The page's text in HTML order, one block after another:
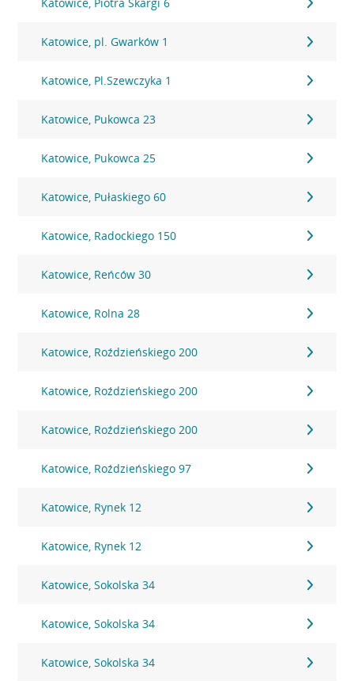
Katowice, pl. Gwarków 1
Katowice, Pl.Szewczyka 1
Katowice, Pukowca 23
Katowice, Pukowca 25
Katowice, Pułaskiego 60
Katowice, Radockiego 150
Katowice, Reńców 30
Katowice, Rolna 28
Katowice, Roździeńskiego 200
Katowice, Roździeńskiego 200
Katowice, Roździeńskiego 200
Katowice, Roździeńskiego 97
Katowice, Rynek 12
Katowice, Rynek 12
Katowice, Sokolska 34
Katowice, Sokolska 34
Katowice, Sokolska 34